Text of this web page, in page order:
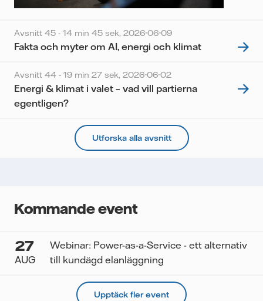
Avsnitt 45 - 14 min 45 sek, 2026-06-09
Fakta och myter om AI, energi och klimat
Avsnitt 44 - 19 min 27 sek, 2026-06-02
Energi & klimat i valet – vad vill partierna
egentligen?
Utforska alla avsnitt
Kommande event
27
AUG
Webinar: Power-as-a-Service - ett alternativ
till kundägd elanläggning
Upptäck fler event